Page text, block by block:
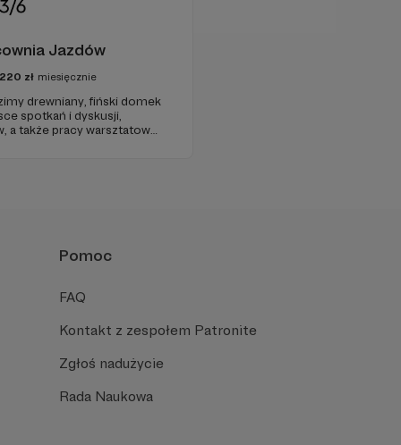
Jazdów
zł miesięcznie
drewniany, fiński domek
spotkań i dyskusji,
a także pracy warsztatowo-
Pomoc
FAQ
Kontakt z zespołem Patronite
Zgłoś nadużycie
Rada Naukowa